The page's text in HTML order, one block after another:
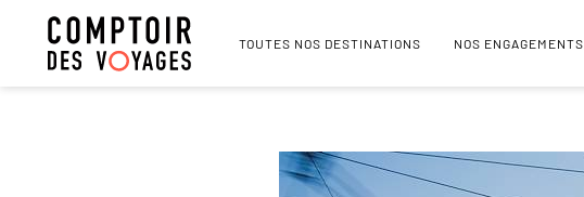
TOUTES NOS DESTINATIONS NOS ENGAGEMENTS